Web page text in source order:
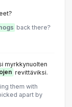
back there?
myrkkynuolten
revittäviksi.
them with
apart by